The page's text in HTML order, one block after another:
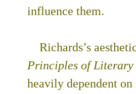
influence them.
Richards’s
Principles of
heavily dependent